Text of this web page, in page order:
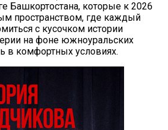
Башкортостана, которые к 2026
пространством, где каждый
с кусочком истории
на фоне южноуральских
в комфортных условиях.